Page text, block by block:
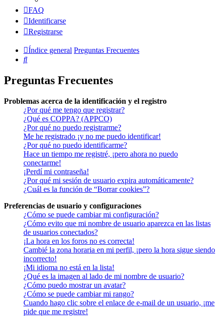
FAQ
Identificarse
Registrarse
Índice general Preguntas Frecuentes
Buscar
Preguntas Frecuentes
Problemas acerca de la identificación y el registro
¿Por qué me tengo que registrar?
¿Qué es COPPA? (APPCO)
¿Por qué no puedo registrarme?
Me he registrado ¡y no me puedo identificar!
¿Por qué no puedo identificarme?
Hace un tiempo me registré, ¡pero ahora no puedo
conectarme!
¡Perdí mi contraseña!
¿Por qué mi sesión de usuario expira automáticamente?
¿Cuál es la función de “Borrar cookies”?
Preferencias de usuario y configuraciones
¿Cómo se puede cambiar mi configuración?
¿Cómo evito que mi nombre de usuario aparezca en las listas
de usuarios conectados?
¡La hora en los foros no es correcta!
Cambié la zona horaria en mi perfil, ¡pero la hora sigue siendo
incorrecto!
¡Mi idioma no está en la lista!
¿Qué es la imagen al lado de mi nombre de usuario?
¿Cómo puedo mostrar un avatar?
¿Cómo se puede cambiar mi rango?
Cuando hago clic sobre el enlace de e-mail de un usuario, ¡me
pide que me registre!